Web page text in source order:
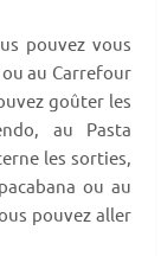
pouvez vous
au Carrefour
goûter les
au Pasta
les sorties,
ou au
pouvez aller